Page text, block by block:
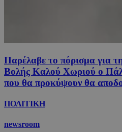
Παρέλαβε το πόρισμα για
Βολής Καλού Χωριού ο
που θα προκύψουν θα
ΠΟΛΙΤΙΚΗ
newsroom